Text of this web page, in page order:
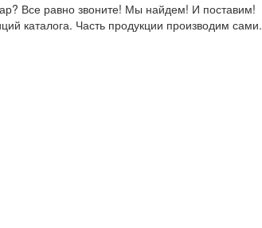
Все равно звоните! Мы найдем! И поставим!
каталога. Часть продукции производим сами.